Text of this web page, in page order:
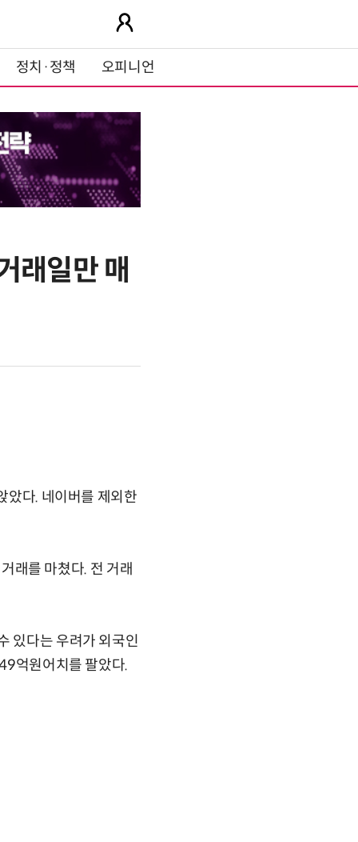
정치·정책 오피니언
래일만 매
았다. 네이버를 제외한
래를 마쳤다. 전 거래
있다는 우려가 외국인
억원어치를 팔았다.